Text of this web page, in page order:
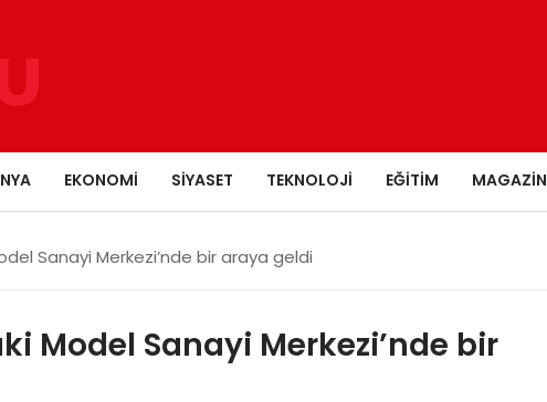
EKONOMI SIYASET TEKNOLOJI EĞITIM MAGAZIN
Sanayi Merkezi’nde bir araya geldi
Model Sanayi Merkezi’nde bir